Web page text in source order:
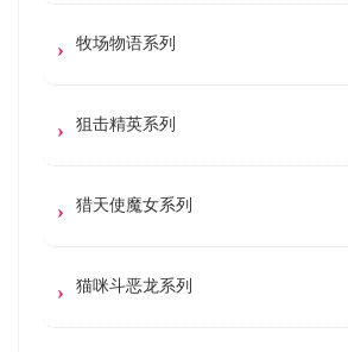
牧场物语系列
狙击精英系列
猎天使魔女系列
猫咪斗恶龙系列